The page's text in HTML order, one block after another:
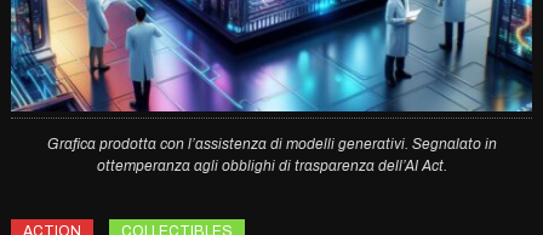
Grafica prodotta con l’assistenza di modelli generativi. Segnalato in
ottemperanza agli obblighi di trasparenza dell’AI Act.
ACTION COLLECTIBLES